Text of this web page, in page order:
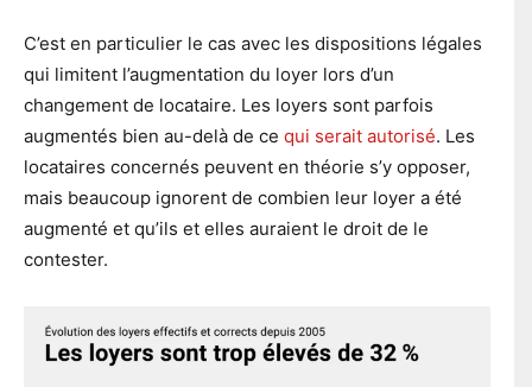
C’est en particulier le cas avec les dispositions légales
qui limitent l’augmentation du loyer lors d’un
changement de locataire. Les loyers sont parfois
augmentés bien au-delà de ce qui serait autorisé. Les
locataires concernés peuvent en théorie s’y opposer,
mais beaucoup ignorent de combien leur loyer a été
augmenté et qu’ils et elles auraient le droit de le
contester.